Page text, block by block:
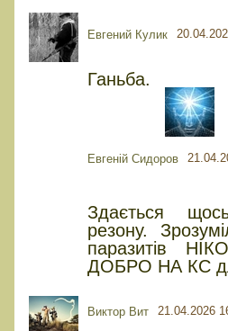
Евгений Кулик
Ганьба.
Евгеній Сидоров
Здається
резону.
паразитів
ДОБРО НА КС
Виктор Вит 21.04.2026